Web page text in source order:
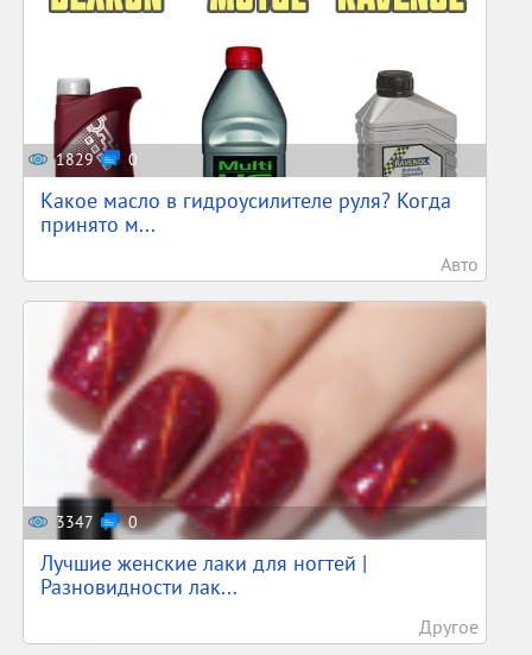
1829 0
Какое масло в гидроусилителе руля? Когда
принято м...
Авто
3347 0
Лучшие женские лаки для ногтей |
Разновидности лак...
Другое